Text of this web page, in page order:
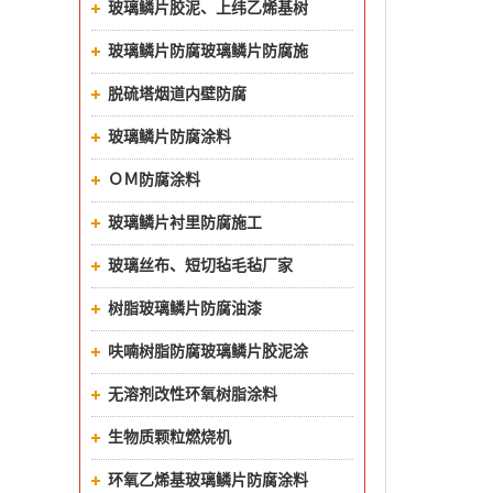
玻璃鳞片胶泥、上纬乙烯基树
脂玻璃鳞片防腐胶泥
玻璃鳞片防腐玻璃鳞片防腐施
工
脱硫塔烟道内壁防腐
玻璃鳞片防腐涂料
ＯＭ防腐涂料
玻璃鳞片衬里防腐施工
玻璃丝布、短切毡毛毡厂家
树脂玻璃鳞片防腐油漆
呋喃树脂防腐玻璃鳞片胶泥涂
料
无溶剂改性环氧树脂涂料
生物质颗粒燃烧机
环氧乙烯基玻璃鳞片防腐涂料